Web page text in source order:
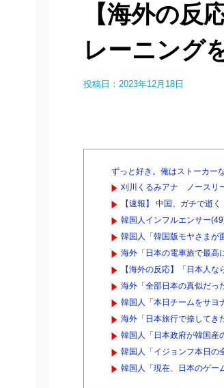
【海外の反
レーニング
投稿日： 2023年12月18日
ずっと好き。俺はストーカー
刈川くるみアナ ノースリ
【速報】 中国、ガチで逝く
韓国人インフルエンサー
韓国人「韓国版モヤさまが
海外「日本の電車旅で最高
【海外の反応】「日本人
海外「全部日本の真似だっ
韓国人「本日チームをサ
海外「日本旅行で捺してき
韓国人「日本政府が韓国産
韓国人「イジョンフ本日の
韓国人「現在、日本のゲー